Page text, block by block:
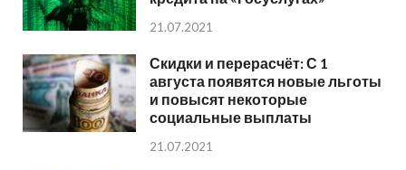
21.07.2021
Скидки и перерасчёт: С 1
августа появятся новые льготы
и повысят некоторые
социальные выплаты
21.07.2021